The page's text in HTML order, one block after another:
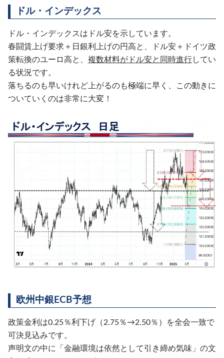
ドル・インデックス
ドル・インデックスはドル安を示しています。
春闘賃上げ要求＋日銀利上げの円高と、ドル安＋ドイツ政
策転換のユーロ高と、 複数材料がドル安と同時進行してい
る状況です。
落ちるのも早いけれど上がるのも極端に早く、この動きに
ついていくのは非常に大変！
欧州中銀ECB予想
政策金利は0.25％利下げ（2.75％→2.50％）を全会一致で
可決見込みです。
声明文の中に「金融環境は依然として引き締め気味」の文